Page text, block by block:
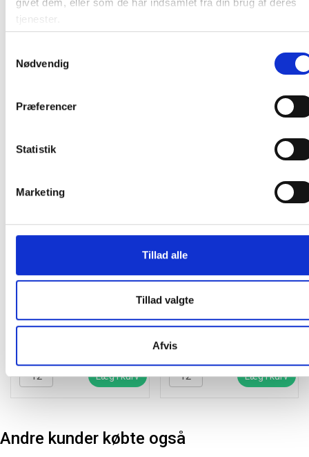
tjenester.
Nødvendig
Præferencer
Statistik
Marketing
Tillad alle
Tillad valgte
Afvis
Bomuldshandske tricot
Læg i kurv
DPL Latexhandske Nova
velourisering sort
inkl. moms
Læg i kurv
Andre kunder købte også